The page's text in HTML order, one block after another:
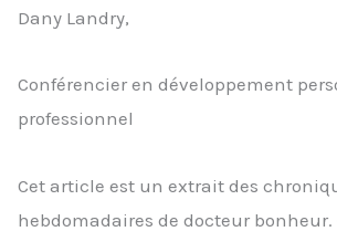
Dany Landry,
Conférencier en développement
professionnel
Cet article est un extrait des
hebdomadaires de docteur bonheur.